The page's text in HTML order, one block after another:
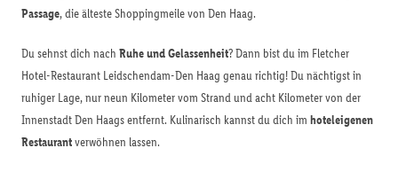
Passage, die älteste Shoppingmeile von Den Haag.
Du sehnst dich nach Ruhe und Gelassenheit? Dann bist du im Fletcher
Hotel-Restaurant Leidschendam-Den Haag genau richtig! Du nächtigst in
ruhiger Lage, nur neun Kilometer vom Strand und acht Kilometer von der
Innenstadt Den Haags entfernt. Kulinarisch kannst du dich im hoteleigenen
Restaurantverwöhnen lassen.